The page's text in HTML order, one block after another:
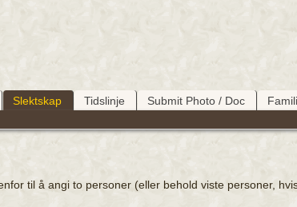
Slektskap Tidslinje Submit Photo / Doc
til å angi to personer (eller behold viste personer,